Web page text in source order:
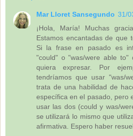
Mar Lloret Sansegundo 31/
¡Hola, María! Muchas
Estamos encantadas de que
Si la frase en pasado es
"could" o "was/were able to"
quiera expresar. Por
tendríamos que usar "was/
trata de una habilidad de
específica en el pasado, pero
usar las dos (could y was/
se utilizará lo mismo que
afirmativa. Espero haber